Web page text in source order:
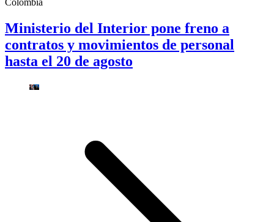
Ministerio del Interior pone freno a
contratos y movimientos de personal
hasta el 20 de agosto